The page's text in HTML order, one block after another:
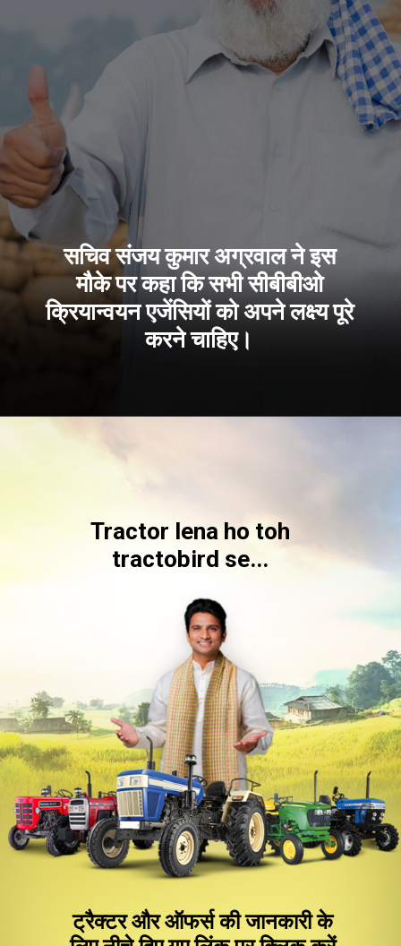
सचिव संजय कुमार अग्रवाल ने इस
मौके पर कहा कि सभी सीबीबीओ
क्रियान्वयन एजेंसियों को अपने लक्ष्य पूरे
करने चाहिए।
Tractor lena ho toh
tractobird se...
ट्रैक्टर और ऑफर्स की जानकारी के